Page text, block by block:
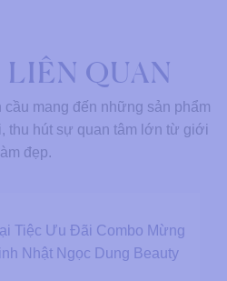
QUAN
mang đến những sản phẩm
thu hút sự quan tâm lớn từ giới
làm đẹp.
Tiệc Ưu Đãi Combo Mừng
Nhật Ngọc Dung Beauty